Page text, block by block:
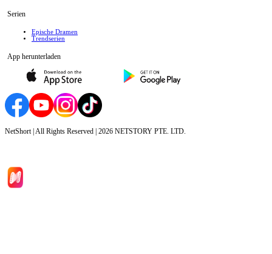
Serien
Epische Dramen
Trendserien
App herunterladen
NetShort | All Rights Reserved | 2026 NETSTORY PTE. LTD.